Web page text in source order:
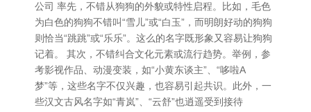
公司 率先，不错从狗狗的外貌或特性启程。比如，毛色
为白色的狗狗不错叫“雪儿”或“白玉”，而明朗好动的狗狗
则恰当“跳跳”或“乐乐”。这么的名字既形象又容易让狗狗
记着。 其次，不错纠合文化元素或流行趋势。举例，参
考影视作品、动漫变装，如“小黄东谈主”、“哆啦A
梦”等，这些名字不仅兴趣，也容易引起共识。此外，一
些汉文古风名字如“青岚”、“云舒”也逍遥受到接待